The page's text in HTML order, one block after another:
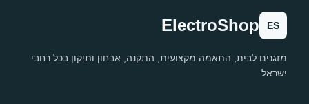
ES
ElectroShop
מזגנים לבית, התאמה מקצועית, התקנה, אבחון ותיקון בכל רחבי
ישראל.